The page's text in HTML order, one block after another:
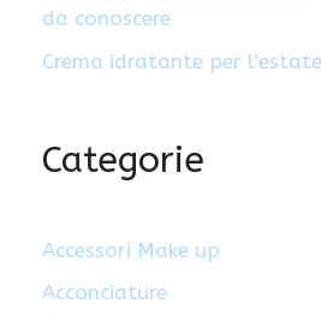
da conoscere
Crema idratante per
Categorie
Accessori Make up
Acconciature